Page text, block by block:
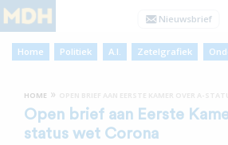
Home Politiek A.I. Zetelgrafiek
HOME »
Open brief aan Eerste
status wet Corona